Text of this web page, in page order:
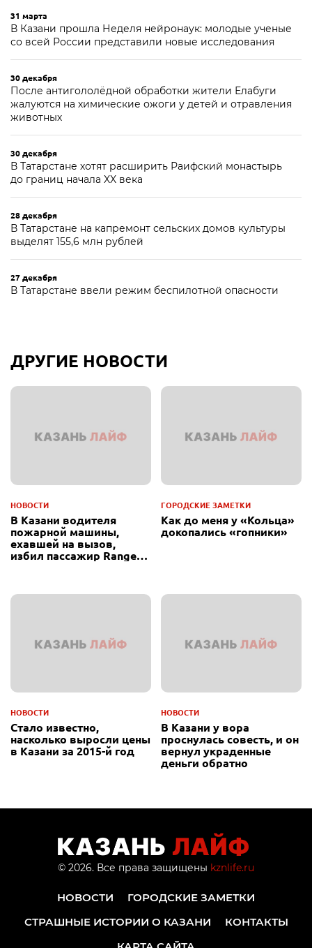
31 марта
В Казани прошла Неделя нейронаук: молодые ученые
со всей России представили новые исследования
30 декабря
После антигололёдной обработки жители Елабуги
жалуются на химические ожоги у детей и отравления
животных
30 декабря
В Татарстане хотят расширить Раифский монастырь
до границ начала XX века
28 декабря
В Татарстане на капремонт сельских домов культуры
выделят 155,6 млн рублей
27 декабря
В Татарстане ввели режим беспилотной опасности
ДРУГИЕ НОВОСТИ
НОВОСТИ
В Казани водителя
пожарной машины,
ехавшей на вызов,
избил пассажир Range
ГОРОДСКИЕ ЗАМЕТКИ
Как до меня у «Кольца»
докопались «гопники»
НОВОСТИ
Стало известно,
насколько выросли цены
в Казани за 2015-й год
НОВОСТИ
В Казани у вора
проснулась совесть, и он
вернул украденные
деньги обратно
© 2026. Все права защищены kznlife.ru
НОВОСТИ
ГОРОДСКИЕ ЗАМЕТКИ
СТРАШНЫЕ ИСТОРИИ О КАЗАНИ
КОНТАКТЫ